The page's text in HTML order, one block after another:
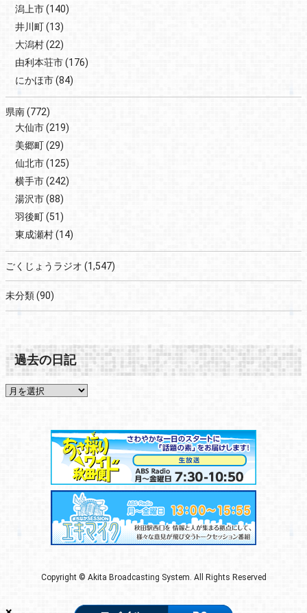
潟上市(140)
井川町(13)
大潟村(22)
由利本荘市(176)
にかほ市(84)
県南(772)
大仙市(219)
美郷町(29)
仙北市(125)
横手市(242)
湯沢市(88)
羽後町(51)
東成瀬村(14)
ごくじょうラジオ (1,547)
未分類(90)
過去の日記
Copyright © Akita Broadcasting System. All Rights Reserved